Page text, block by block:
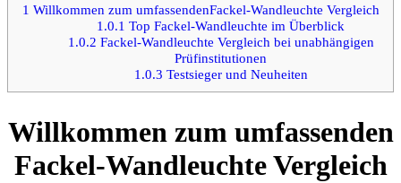
1 Willkommen zum umfassendenFackel-Wandleuchte Vergleich
1.0.1 Top Fackel-Wandleuchte im Überblick
1.0.2 Fackel-Wandleuchte Vergleich bei unabhängigen
Prüfinstitutionen
1.0.3 Testsieger und Neuheiten
Willkommen zum umfassenden
Fackel-Wandleuchte Vergleich